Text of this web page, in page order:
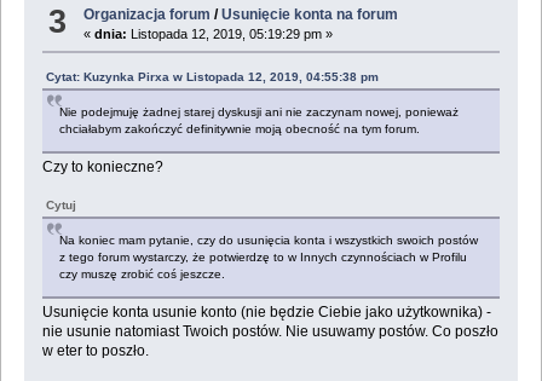
3 Organizacja forum /Usunięcie konta na forum
«dnia: Listopada 12, 2019, 05:19:29 pm »
Cytat: Kuzynka Pirxa w Listopada 12, 2019, 04:55:38 pm
Nie podejmuję żadnej starej dyskusji ani nie zaczynam nowej, ponieważ
chciałabym zakończyć definitywnie moją obecność na tym forum.
Czy to konieczne?
Cytuj
Na koniec mam pytanie, czy do usunięcia konta i wszystkich swoich postów
z tego forum wystarczy, że potwierdzę to w Innych czynnościach w Profilu
czy muszę zrobić coś jeszcze.
Usunięcie konta usunie konto (nie będzie Ciebie jako użytkownika) -
nie usunie natomiast Twoich postów. Nie usuwamy postów. Co poszło
w eter to poszło.